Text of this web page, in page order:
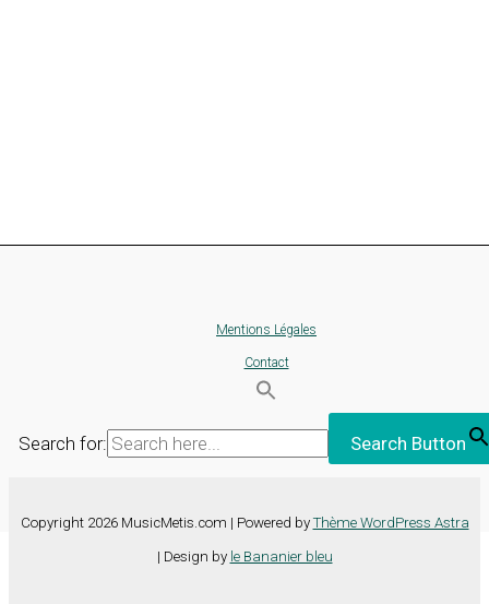
Mentions Légales
Contact
Search for: Search Button
Copyright 2026 MusicMetis.com | Powered by Thème WordPress Astra
| Design by le Bananier bleu